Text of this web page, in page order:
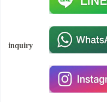
inquiry